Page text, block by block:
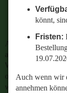
könnt,
Fristen:
Auch wenn wir
annehmen
19.07.2026
Auch wenn wir
annehmen können:
Wenn ihr Fragen zu
oder wissen wollt,
welches Ersatzteil